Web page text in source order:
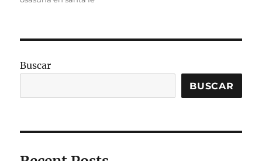
Buscar
BUSCAR